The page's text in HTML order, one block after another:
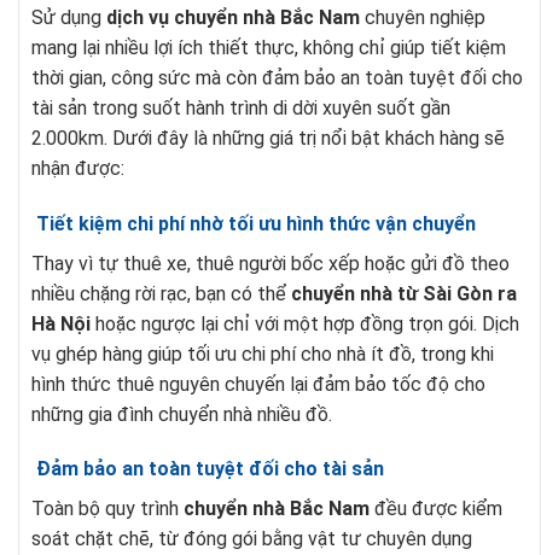
Sử dụng dịch vụ chuyển nhà Bắc Nam chuyên nghiệp
mang lại nhiều lợi ích thiết thực, không chỉ giúp tiết kiệm
thời gian, công sức mà còn đảm bảo an toàn tuyệt đối cho
tài sản trong suốt hành trình di dời xuyên suốt gần
2.000km. Dưới đây là những giá trị nổi bật khách hàng sẽ
nhận được:
Tiết kiệm chi phí nhờ tối ưu hình thức vận chuyển
Thay vì tự thuê xe, thuê người bốc xếp hoặc gửi đồ theo
nhiều chặng rời rạc, bạn có thể chuyển nhà từ Sài Gòn ra
Hà Nội hoặc ngược lại chỉ với một hợp đồng trọn gói. Dịch
vụ ghép hàng giúp tối ưu chi phí cho nhà ít đồ, trong khi
hình thức thuê nguyên chuyến lại đảm bảo tốc độ cho
những gia đình chuyển nhà nhiều đồ.
Đảm bảo an toàn tuyệt đối cho tài sản
Toàn bộ quy trình chuyển nhà Bắc Nam đều được kiểm
soát chặt chẽ, từ đóng gói bằng vật tư chuyên dụng